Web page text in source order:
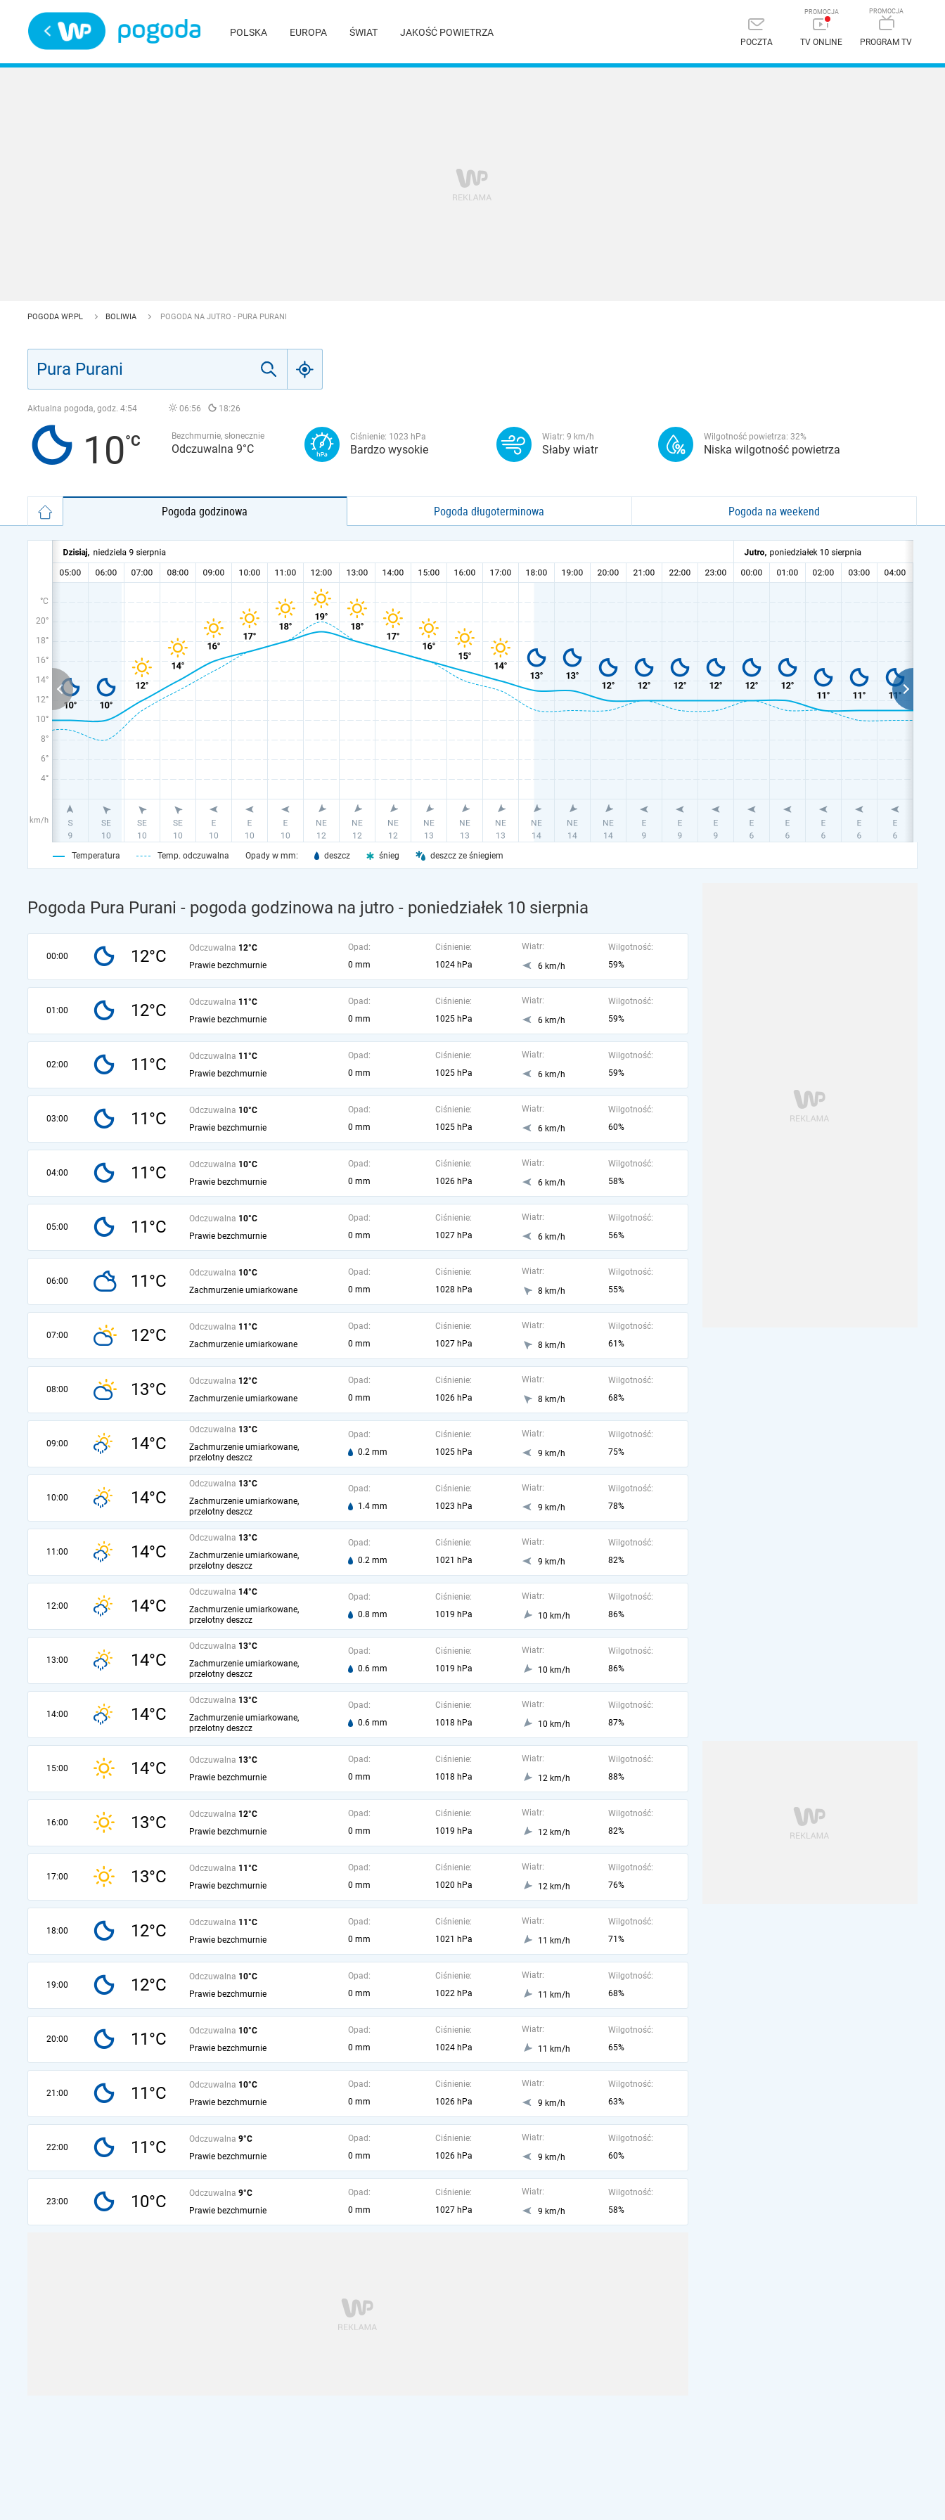
POLSKA EUROPA ŚWIAT JAKOŚĆ POWIETRZA
POCZTA TV ONLINE PROGRAM TV
POGODA WP.PL BOLIWIA POGODA NA JUTRO - PURA PURANI
Aktualna pogoda, godz. 4:54 06:56 18:26
10 Bezchmurnie, słonecznie
Odczuwalna 9°C
Ciśnienie: 1023 hPa
Bardzo wysokie
Wiatr: 9 km/h
Słaby wiatr
Wilgotność powietrza: 32%
Niska wilgotność powietrza
Pogoda godzinowa Pogoda długoterminowa Pogoda na weekend
°C
20°
18°
16°
14°
12°
10°
8°
6°
4°
km/h
Temperatura Temp. odczuwalna Opady w mm: deszcz śnieg deszcz ze śniegiem
Pogoda Pura Purani - pogoda godzinowa na jutro - poniedziałek 10 sierpnia
00:00 12°C Odczuwalna 12°C
Prawie bezchmurnie
Opad:
0 mm
Ciśnienie:
1024 hPa
Wiatr:
6 km/h
Wilgotność:
59%
01:00 12°C Odczuwalna 11°C
Prawie bezchmurnie
Opad:
0 mm
Ciśnienie:
1025 hPa
Wiatr:
6 km/h
Wilgotność:
59%
02:00 11°C Odczuwalna 11°C
Prawie bezchmurnie
Opad:
0 mm
Ciśnienie:
1025 hPa
Wiatr:
6 km/h
Wilgotność:
59%
03:00 11°C Odczuwalna 10°C
Prawie bezchmurnie
Opad:
0 mm
Ciśnienie:
1025 hPa
Wiatr:
6 km/h
Wilgotność:
60%
04:00 11°C Odczuwalna 10°C
Prawie bezchmurnie
Opad:
0 mm
Ciśnienie:
1026 hPa
Wiatr:
6 km/h
Wilgotność:
58%
05:00 11°C Odczuwalna 10°C
Prawie bezchmurnie
Opad:
0 mm
Ciśnienie:
1027 hPa
Wiatr:
6 km/h
Wilgotność:
56%
06:00 11°C Odczuwalna 10°C
Zachmurzenie umiarkowane
Opad:
0 mm
Ciśnienie:
1028 hPa
Wiatr:
8 km/h
Wilgotność:
55%
07:00 12°C Odczuwalna 11°C
Zachmurzenie umiarkowane
Opad:
0 mm
Ciśnienie:
1027 hPa
Wiatr:
8 km/h
Wilgotność:
61%
08:00 13°C Odczuwalna 12°C
Zachmurzenie umiarkowane
Opad:
0 mm
Ciśnienie:
1026 hPa
Wiatr:
8 km/h
Wilgotność:
68%
09:00 14°C
Odczuwalna 13°C
Zachmurzenie umiarkowane,
przelotny deszcz
Opad:
0.2 mm
Ciśnienie:
1025 hPa
Wiatr:
9 km/h
Wilgotność:
75%
10:00 14°C
Odczuwalna 13°C
Zachmurzenie umiarkowane,
przelotny deszcz
Opad:
1.4 mm
Ciśnienie:
1023 hPa
Wiatr:
9 km/h
Wilgotność:
78%
11:00 14°C
Odczuwalna 13°C
Zachmurzenie umiarkowane,
przelotny deszcz
Opad:
0.2 mm
Ciśnienie:
1021 hPa
Wiatr:
9 km/h
Wilgotność:
82%
12:00 14°C
Odczuwalna 14°C
Zachmurzenie umiarkowane,
przelotny deszcz
Opad:
0.8 mm
Ciśnienie:
1019 hPa
Wiatr:
10 km/h
Wilgotność:
86%
13:00 14°C
Odczuwalna 13°C
Zachmurzenie umiarkowane,
przelotny deszcz
Opad:
0.6 mm
Ciśnienie:
1019 hPa
Wiatr:
10 km/h
Wilgotność:
86%
14:00 14°C
Odczuwalna 13°C
Zachmurzenie umiarkowane,
przelotny deszcz
Opad:
0.6 mm
Ciśnienie:
1018 hPa
Wiatr:
10 km/h
Wilgotność:
87%
15:00 14°C Odczuwalna 13°C
Prawie bezchmurnie
Opad:
0 mm
Ciśnienie:
1018 hPa
Wiatr:
12 km/h
Wilgotność:
88%
16:00 13°C Odczuwalna 12°C
Prawie bezchmurnie
Opad:
0 mm
Ciśnienie:
1019 hPa
Wiatr:
12 km/h
Wilgotność:
82%
17:00 13°C Odczuwalna 11°C
Prawie bezchmurnie
Opad:
0 mm
Ciśnienie:
1020 hPa
Wiatr:
12 km/h
Wilgotność:
76%
18:00 12°C Odczuwalna 11°C
Prawie bezchmurnie
Opad:
0 mm
Ciśnienie:
1021 hPa
Wiatr:
11 km/h
Wilgotność:
71%
19:00 12°C Odczuwalna 10°C
Prawie bezchmurnie
Opad:
0 mm
Ciśnienie:
1022 hPa
Wiatr:
11 km/h
Wilgotność:
68%
20:00 11°C Odczuwalna 10°C
Prawie bezchmurnie
Opad:
0 mm
Ciśnienie:
1024 hPa
Wiatr:
11 km/h
Wilgotność:
65%
21:00 11°C Odczuwalna 10°C
Prawie bezchmurnie
Opad:
0 mm
Ciśnienie:
1026 hPa
Wiatr:
9 km/h
Wilgotność:
63%
22:00 11°C Odczuwalna 9°C
Prawie bezchmurnie
Opad:
0 mm
Ciśnienie:
1026 hPa
Wiatr:
9 km/h
Wilgotność:
60%
23:00 10°C Odczuwalna 9°C
Prawie bezchmurnie
Opad:
0 mm
Ciśnienie:
1027 hPa
Wiatr:
9 km/h
Wilgotność:
58%